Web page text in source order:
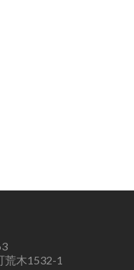
荒木1532-1